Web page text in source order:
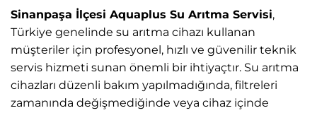
Sinanpaşa İlçesi Aquaplus Su Arıtma Servisi,
Türkiye genelinde su arıtma cihazı kullanan
müşteriler için profesyonel, hızlı ve güvenilir teknik
servis hizmeti sunan önemli bir ihtiyaçtır. Su arıtma
cihazları düzenli bakım yapılmadığında, filtreleri
zamanında değişmediğinde veya cihaz içinde